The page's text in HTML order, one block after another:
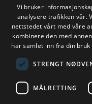
VELG LAND
Dyade
Vi bruker
analysere trafikken vår.
nettstedet vårt med våre
kombinere den med
har samlet inn fra din
STRENGT
MÅLRETTING